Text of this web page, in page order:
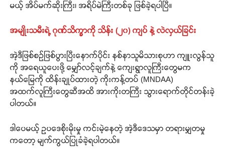
မယ့် အိပ်မက်ဆိုးကြီး၊ အရိပ်မဲကြီးတစ်ခု ဖြစ်ခဲ့ရပါပြီ။
အမျိုးသမီးရဲ့ ဂုဏ်သိက္ခာကို သိန်း (၂၀) ကျပ် နဲ့ လဲလှယ်ခြင်း
အဲ့ဒီဖြစ်စဉ်ဖြစ်ပွားပြီးနောက်ပိုင်း နစ်နာသူမိသားစုဟာ ကျူးလွန်သူ
ကို အရေယူပေးဖို့ မျှော်လင့်ချက်နဲ့ ကျေးရွာလူကြီးတွေမက
နယ်မြေကို ထိန်းချုပ်ထားတဲ့ ကိုးကန့်တပ် (MNDAA)
အထက်လူကြီးတွေဆီအထိ အားကိုးတကြီး သွားရောက်တိုင်တန်းခဲ့
ပါတယ်။
ဒါပေမယ့် ဥပဒေစိုးမိုးမှု ကင်းမဲ့နေတဲ့ အဲ့ဒီဒေသမှာ တရားမျှတမှု
ကတော့ မျက်ကွယ်ပြုခံခဲ့ရပါတယ်။